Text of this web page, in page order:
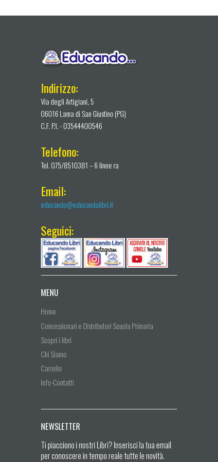
Indirizzo:
Via degli Artigiani, 5
06016 Lama di San Giustino (PG)
C.F. P.I. - 03544400546
Telefono:
Tel. 075/8510381 – 6 linee ra
Email:
educando@educandolibri.it
Seguici:
MENU
Home
Concessionari e Distributori Scuola Primaria
Scopri i libri
Chi Siamo
Carrello
Info-Contatti
NEWSLETTER
Ti piacciono i nostri Libri? Inserisci la tua email
per conoscere in tempo reale tutte le novità.